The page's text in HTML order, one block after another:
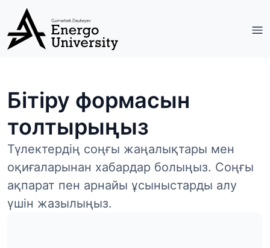
Бітіру формасын
толтырыңыз
Түлектердің соңғы жаңалықтары мен
оқиғаларынан хабардар болыңыз. Соңғы
ақпарат пен арнайы ұсыныстарды алу
үшін жазылыңыз.